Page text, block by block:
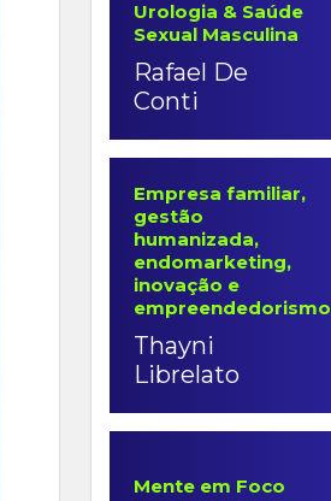
Urologia & Saúde
Sexual Masculina
Rafael De
Conti
Empresa familiar,
gestão
humanizada,
endomarketing,
inovação e
empreendedorismo
Thayni
Librelato
Mente em Foco